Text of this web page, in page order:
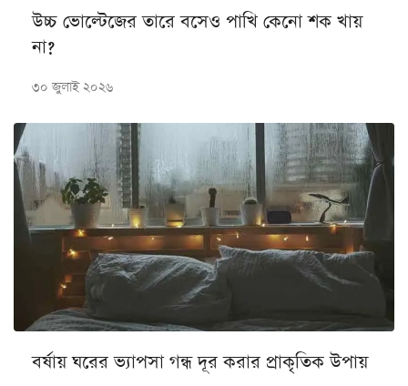
উচ্চ ভোল্টেজের তারে বসেও পাখি কেনো শক খায়
না?
৩০ জুলাই ২০২৬
বর্ষায় ঘরের ভ্যাপসা গন্ধ দূর করার প্রাকৃতিক উপায়